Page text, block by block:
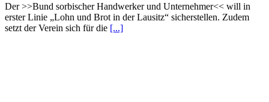
Der >>Bund sorbischer Handwerker und Unternehmer<< will in
erster Linie „Lohn und Brot in der Lausitz“ sicherstellen. Zudem
setzt der Verein sich für die [...]